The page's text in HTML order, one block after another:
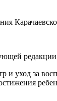
редакции
уход за